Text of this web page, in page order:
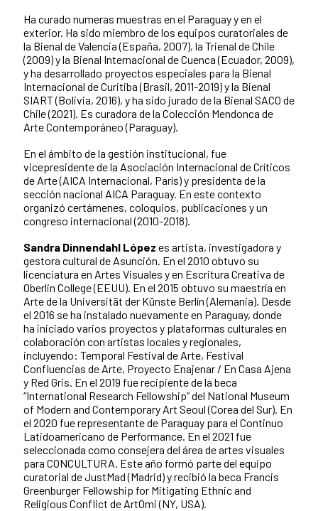
Ha curado numeras muestras en el Paraguay y en el
exterior. Ha sido miembro de los equipos curatoriales de
la Bienal de Valencia (España, 2007), la Trienal de Chile
(2009) y la Bienal Internacional de Cuenca (Ecuador, 2009),
y ha desarrollado proyectos especiales para la Bienal
Internacional de Curitiba (Brasil, 2011-2019) y la Bienal
SIART (Bolivia, 2016), y ha sido jurado de la Bienal SACO de
Chile (2021). Es curadora de la Colección Mendonca de
Arte Contemporáneo (Paraguay).
En el ámbito de la gestión institucional, fue
vicepresidente de la Asociación Internacional de Críticos
de Arte (AICA Internacional, París) y presidenta de la
sección nacional AICA Paraguay. En este contexto
organizó certámenes, coloquios, publicaciones y un
congreso internacional (2010-2018).
Sandra Dinnendahl López es artista, investigadora y
gestora cultural de Asunción. En el 2010 obtuvo su
licenciatura en Artes Visuales y en Escritura Creativa de
Oberlin College (EEUU). En el 2015 obtuvo su maestría en
Arte de la Universität der Künste Berlín (Alemania). Desde
el 2016 se ha instalado nuevamente en Paraguay, donde
ha iniciado varios proyectos y plataformas culturales en
colaboración con artistas locales y regionales,
incluyendo: Temporal Festival de Arte, Festival
Confluencias de Arte, Proyecto Enajenar / En Casa Ajena
y Red Gris. En el 2019 fue recipiente de la beca
“International Research Fellowship” del National Museum
of Modern and Contemporary Art Seoul (Corea del Sur). En
el 2020 fue representante de Paraguay para el Continuo
Latidoamericano de Performance. En el 2021 fue
seleccionada como consejera del área de artes visuales
para CONCULTURA. Este año formó parte del equipo
curatorial de JustMad (Madrid) y recibió la beca Francis
Greenburger Fellowship for Mitigating Ethnic and
Religious Conflict de ArtOmi (NY, USA).